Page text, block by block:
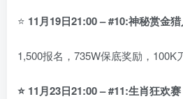
⭐ 11月19日21:00 – #10:神秘赏金
1,500报名，735W保底奖励，100K
⭐ 11月23日21:00 – #11:生肖狂欢赛